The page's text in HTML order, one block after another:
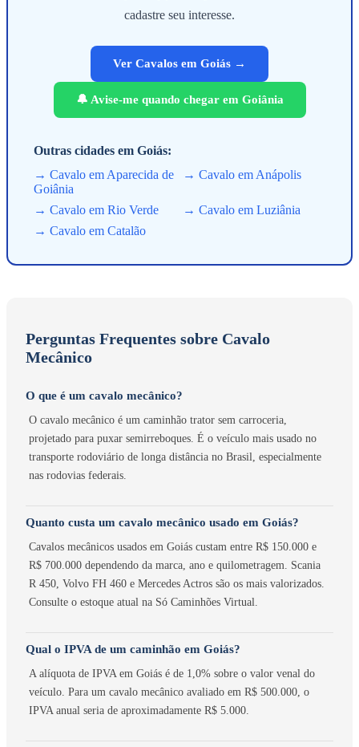
cadastre seu interesse.
Ver Cavalos em Goiás →
🔔 Avise-me quando chegar em Goiânia
Outras cidades em Goiás:
→ Cavalo em Aparecida de
Goiânia
→ Cavalo em Anápolis
→ Cavalo em Rio Verde
→ Cavalo em Luziânia
→ Cavalo em Catalão
Perguntas Frequentes sobre Cavalo
Mecânico
O que é um cavalo mecânico?
O cavalo mecânico é um caminhão trator sem carroceria,
projetado para puxar semirreboques. É o veículo mais usado no
transporte rodoviário de longa distância no Brasil, especialmente
nas rodovias federais.
Quanto custa um cavalo mecânico usado em Goiás?
Cavalos mecânicos usados em Goiás custam entre R$ 150.000 e
R$ 700.000 dependendo da marca, ano e quilometragem. Scania
R 450, Volvo FH 460 e Mercedes Actros são os mais valorizados.
Consulte o estoque atual na Só Caminhões Virtual.
Qual o IPVA de um caminhão em Goiás?
A alíquota de IPVA em Goiás é de 1,0% sobre o valor venal do
veículo. Para um cavalo mecânico avaliado em R$ 500.000, o
IPVA anual seria de aproximadamente R$ 5.000.